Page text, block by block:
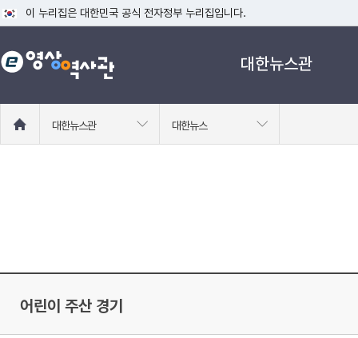
이 누리집은 대한민국 공식 전자정부 누리집입니다.
공식 누리집 주소 확인하기
go.kr 주소를 사용하는 누리집은 대한민국 정부기관이 관리하는 누리집입니
대한뉴스관
로
대한뉴스관 대한뉴스
어린이 주산 경기